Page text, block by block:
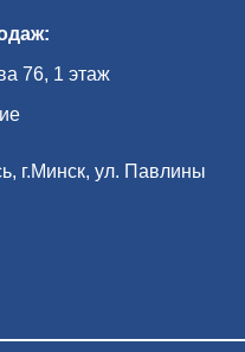
76, 1 этаж
г.Минск, ул. Павлины